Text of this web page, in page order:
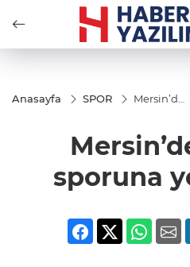
Anasayfa SPOR
Mersin’de
yoğun
ilgi
sporuna